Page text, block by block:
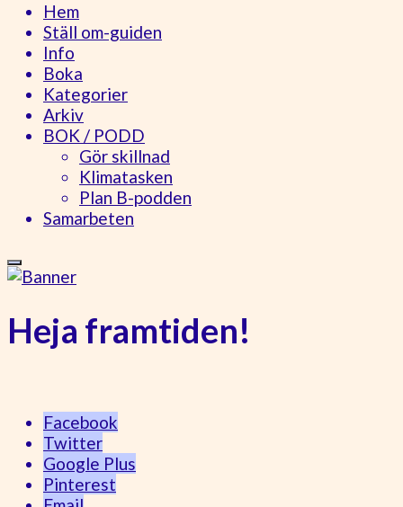
Hem
Ställ om-guiden
Info
Boka
Kategorier
Arkiv
BOK / PODD
Gör skillnad
Klimatasken
Plan B-podden
Samarbeten
Heja framtiden!
Facebook
Twitter
Google Plus
Pinterest